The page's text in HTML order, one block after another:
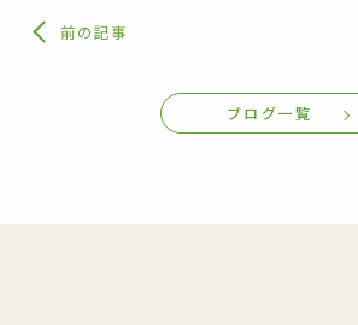
前の記事
ブログ一覧